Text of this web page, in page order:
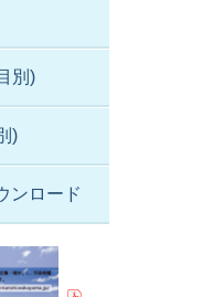
別)
)
ンロード